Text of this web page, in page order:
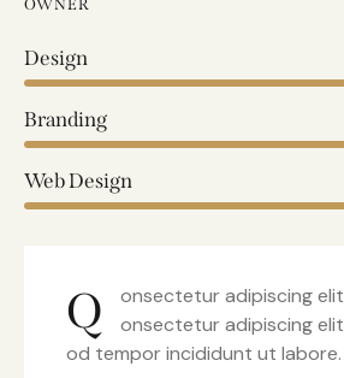
OWNER
Design
Branding
Web Design
Q
onsectetur adipiscing
onsectetur adipiscing
od tempor incididunt ut labore.